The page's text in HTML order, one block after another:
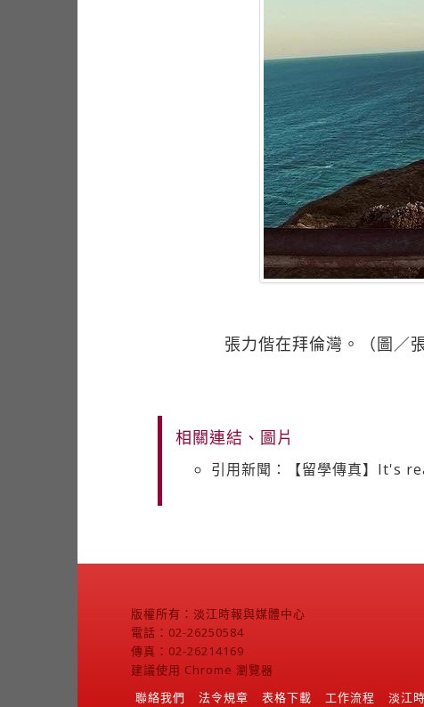
張力偕在拜倫灣。（圖／
相關連結、圖片
引用新聞：【留學傳真】It's
版權所有：淡江時報與媒體中心
電話：02-26250584
傳真：02-26214169
建議使用 Chrome 瀏覽器
聯絡我們
法令規章 表格下載 工作流程 淡江